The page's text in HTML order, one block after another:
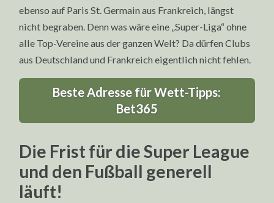
ebenso auf Paris St. Germain aus Frankreich, längst
nicht begraben. Denn was wäre eine „Super-Liga“ ohne
alle Top-Vereine aus der ganzen Welt? Da dürfen Clubs
aus Deutschland und Frankreich eigentlich nicht fehlen.
Beste Adresse für Wett-Tipps:
Bet365
Die Frist für die Super League
und den Fußball generell
läuft!